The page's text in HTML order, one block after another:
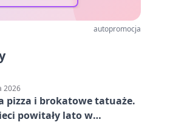
autopromocja
2026
pizza i brokatowe tatuaże.
powitały lato w